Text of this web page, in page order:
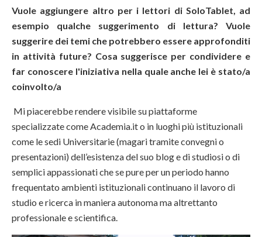
Vuole aggiungere altro per i lettori di SoloTablet, ad
esempio qualche suggerimento di lettura? Vuole
suggerire dei temi che potrebbero essere approfonditi
in attività future? Cosa suggerisce per condividere e
far conoscere l'iniziativa nella quale anche lei è stato/a
coinvolto/a
Mi piacerebbe rendere visibile su piattaforme
specializzate come Academia.it o in luoghi più istituzionali
come le sedi Universitarie (magari tramite convegni o
presentazioni) dell’esistenza del suo blog e di studiosi o di
semplici appassionati che se pure per un periodo hanno
frequentato ambienti istituzionali continuano il lavoro di
studio e ricerca in maniera autonoma ma altrettanto
professionale e scientifica.